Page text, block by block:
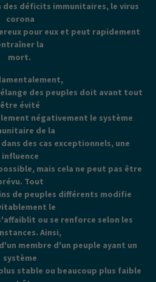
des déficits immunitaires, le virus
corona
pour eux et peut rapidement
la
mort.
des peuples doit avant tout
être évité
négativement le système
de la
des cas exceptionnels, une
influence
mais cela ne peut pas être
Tout
de peuples différents modifie
le
ou se renforce selon les
Ainsi,
membre d'un peuple ayant un
système
stable ou beaucoup plus faible